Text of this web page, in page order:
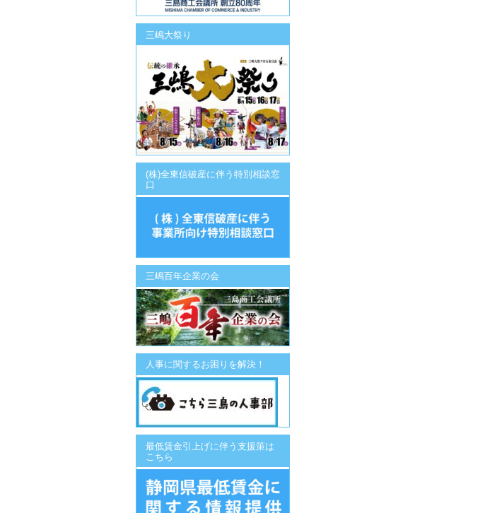
三嶋大祭り
(株)全東信破産に伴う特別相談窓
口
三嶋百年企業の会
人事に関するお困りを解決！
最低賃金引上げに伴う支援策は
こちら